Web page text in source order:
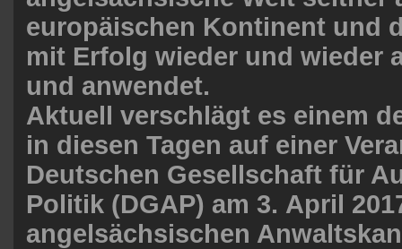
europäischen Kontinent und
mit Erfolg wieder und wieder
und anwendet.
Aktuell verschlägt es einem
in diesen Tagen auf einer
Deutschen Gesellschaft für
Politik (DGAP) am 3. April
angelsächsischen